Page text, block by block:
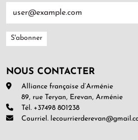
NOUS CONTACTER
Alliance française d’Arménie
89, rue Teryan, Erevan, Arménie
Tél. +37498 801238
Courriel.